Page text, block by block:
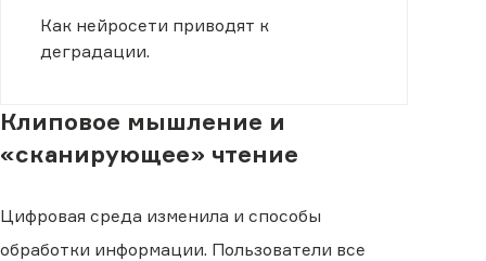
проблеме
Как нейросети приводят к
деградации.
Клиповое мышление и
«сканирующее» чтение
Цифровая среда изменила и способы
обработки информации. Пользователи все